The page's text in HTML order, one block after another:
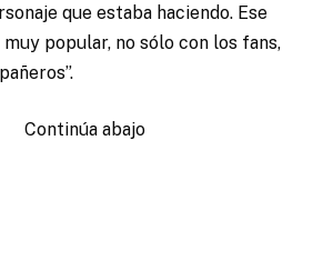
que estaba haciendo. Ese
popular, no sólo con los fans,
Continúa abajo